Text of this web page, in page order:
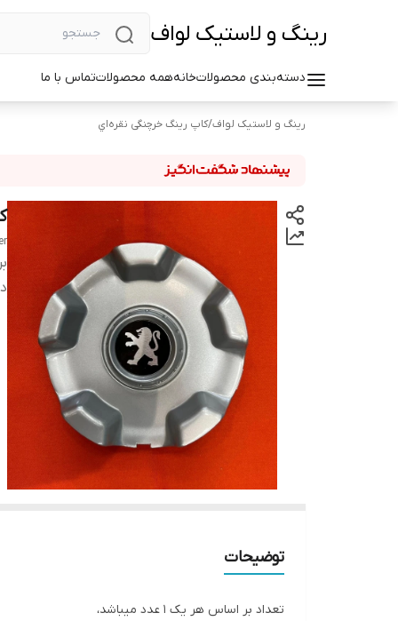
رینگ و لاستیک لواف
دسته‌بندی محصولاتخانههمه محصولاتتماس با ما
رینگ و لاستیک لواف/کاپ رینگ خرچنگی نقره‌اي
توضیحات
تعداد بر اساس هر یک ۱ عدد میباشد،